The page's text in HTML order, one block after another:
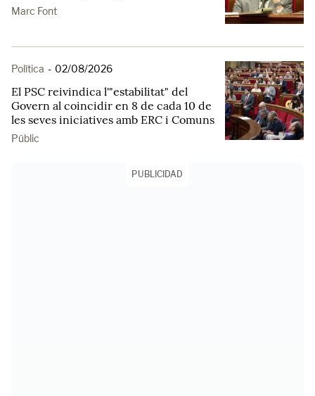
Marc Font
Política - 02/08/2026
El PSC reivindica l'"estabilitat" del
Govern al coincidir en 8 de cada 10 de
les seves iniciatives amb ERC i Comuns
Públic
PUBLICIDAD